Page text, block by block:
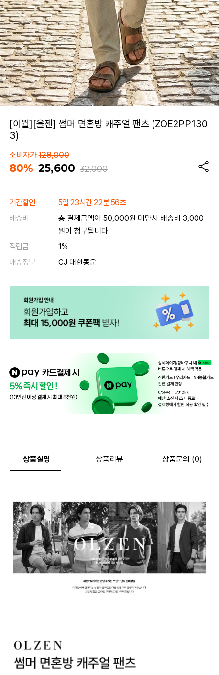
[이월][올젠] 썸머 면혼방 캐주얼 팬츠 (ZOE2PP130
3)
소비자가128,000
80% 25,600 32,000
기간할인
5일 23시간 22분 56초
배송비
총 결제금액이 50,000원 미만시 배송비 3,000
원이 청구됩니다.
적립금
1%
배송정보
CJ 대한통운
상품설명 상품리뷰 상품문의 (0)